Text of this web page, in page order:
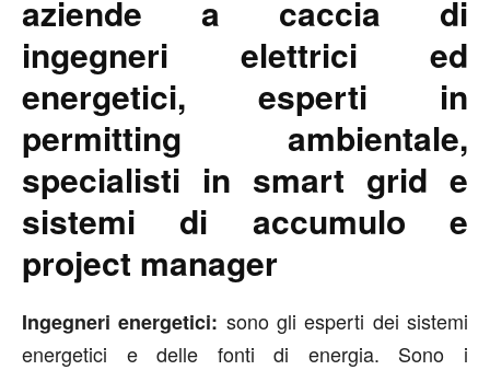
aziende a caccia di
ingegneri elettrici ed
energetici, esperti in
permitting ambientale,
specialisti in smart grid e
sistemi di accumulo e
project manager
Ingegneri energetici: sono gli esperti dei sistemi
energetici e delle fonti di energia. Sono i